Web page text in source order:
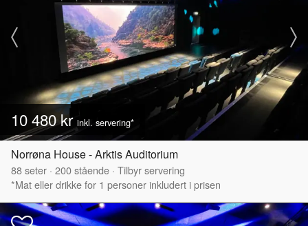
10 480 kr inkl. servering*
Norrøna House - Arktis Auditorium
88seter · 200stående · Tilbyr servering
*Mat eller drikke for 1 personer inkludert i prisen